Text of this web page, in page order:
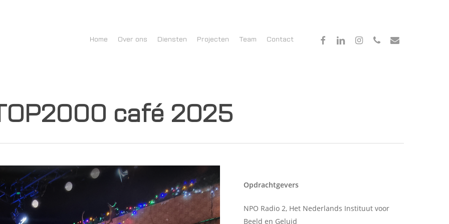
Home Over ons Diensten Projecten Team Contact facebooklinkedininstagramphone email
café 2025
Opdrachtgevers
NPO Radio 2, Het Nederlands Instituut voor
Beeld en Geluid